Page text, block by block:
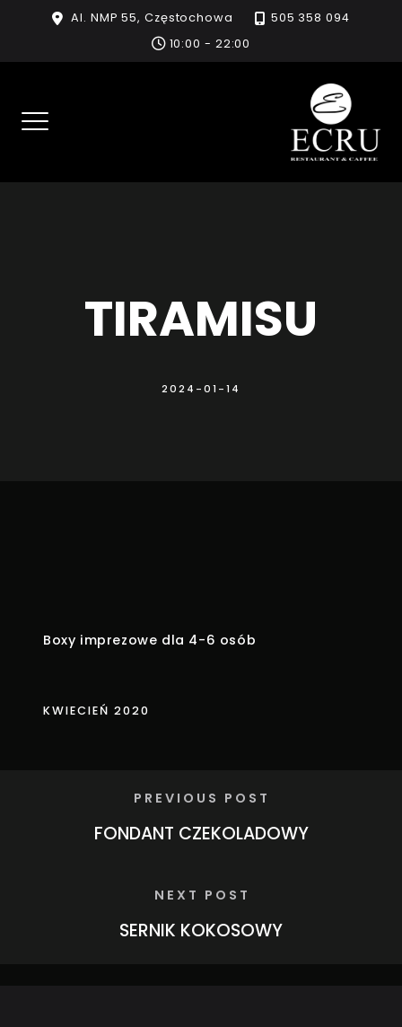
content
Al. NMP 55, Częstochowa
505 358 094
10:00 - 22:00
TIRAMISU
2024-01-14
Boxy imprezowe dla 4-6 osób
KWIECIEŃ 2020
PREVIOUS POST
FONDANT CZEKOLADOWY
NEXT POST
SERNIK KOKOSOWY